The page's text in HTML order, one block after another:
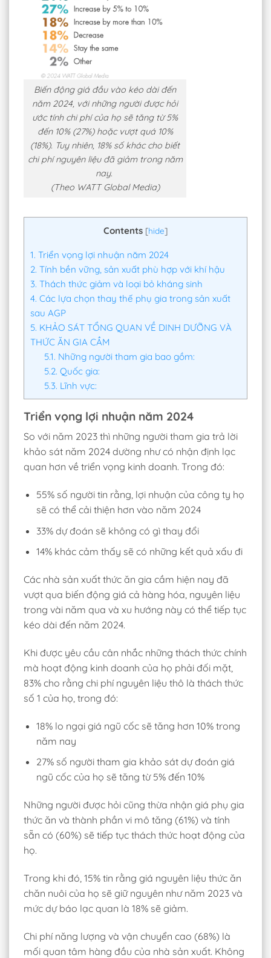
Biến động giá đầu vào kéo dài đến
năm 2024, với những người được hỏi
ước tính chi phí của họ sẽ tăng từ 5%
đến 10% (27%) hoặc vượt quá 10%
(18%). Tuy nhiên, 18% số khác cho biết
chi phí nguyên liệu đã giảm trong năm
nay.
(Theo WATT Global Media)
Contents [hide]
1. Triển vọng lợi nhuận năm 2024
2. Tính bền vững, sản xuất phù hợp với khí hậu
3. Thách thức giảm và loại bỏ kháng sinh
4. Các lựa chọn thay thế phụ gia trong sản xuất
sau AGP
5. KHẢO SÁT TỔNG QUAN VỀ DINH DƯỠNG VÀ
THỨC ĂN GIA CẦM
5.1. Những người tham gia bao gồm:
5.2. Quốc gia:
5.3. Lĩnh vực:
Triển vọng lợi nhuận năm 2024
So với năm 2023 thì những người tham gia trả lời
khảo sát năm 2024 dường như có nhận định lạc
quan hơn về triển vọng kinh doanh. Trong đó:
55% số người tin rằng, lợi nhuận của công ty họ
sẽ có thể cải thiện hơn vào năm 2024
33% dự đoán sẽ không có gì thay đổi
14% khác cảm thấy sẽ có những kết quả xấu đi
Các nhà sản xuất thức ăn gia cầm hiện nay đã
vượt qua biến động giá cả hàng hóa, nguyên liệu
trong vài năm qua và xu hướng này có thể tiếp tục
kéo dài đến năm 2024.
Khi được yêu cầu cân nhắc những thách thức chính
mà hoạt động kinh doanh của họ phải đối mặt,
83% cho rằng chi phí nguyên liệu thô là thách thức
số 1 của họ, trong đó:
18% lo ngại giá ngũ cốc sẽ tăng hơn 10% trong
năm nay
27% số người tham gia khảo sát dự đoán giá
ngũ cốc của họ sẽ tăng từ 5% đến 10%
Những người được hỏi cũng thừa nhận giá phụ gia
thức ăn và thành phần vi mô tăng (61%) và tính
sẵn có (60%) sẽ tiếp tục thách thức hoạt động của
họ.
Trong khi đó, 15% tin rằng giá nguyên liệu thức ăn
chăn nuôi của họ sẽ giữ nguyên như năm 2023 và
mức dự báo lạc quan là 18% sẽ giảm.
Chi phí năng lượng và vận chuyển cao (68%) là
mối quan tâm hàng đầu của nhà sản xuất. Không